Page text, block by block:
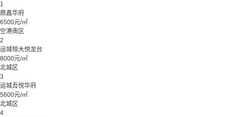
1
鼎鑫华府
6500元/㎡
空港南区
2
运城恒大悦龙台
8000元/㎡
北城区
3
运城吾悦华府
5600元/㎡
北城区
4